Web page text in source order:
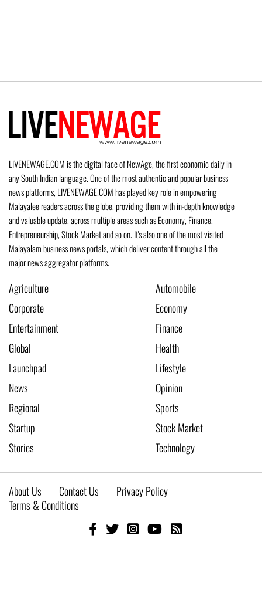
LIVENEWAGE.COM is the digital face of NewAge, the first economic daily in
any South Indian language. One of the most authentic and popular business
news platforms, LIVENEWAGE.COM has played key role in empowering
Malayalee readers across the globe, providing them with in-depth knowledge
and valuable update, across multiple areas such as Economy, Finance,
Entrepreneurship, Stock Market and so on. It's also one of the most visited
Malayalam business news portals, which deliver content through all the
major news aggregator platforms.
Agriculture
Automobile
Corporate
Economy
Entertainment
Finance
Global
Health
Launchpad
Lifestyle
News
Opinion
Regional
Sports
Startup
Stock Market
Stories
Technology
About Us Contact Us
Privacy Policy
Terms & Conditions